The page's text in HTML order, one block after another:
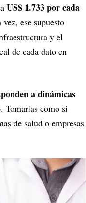
US$ 1.733 por cada
ese supuesto
y el
de cada dato en
a dinámicas
Tomarlas como si
de salud o empresas